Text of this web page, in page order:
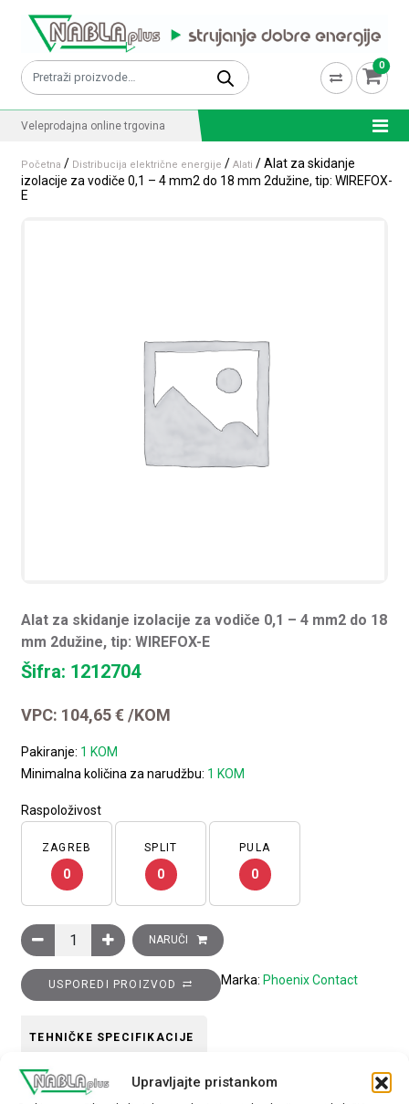
Upravljajte pristankom
Pretraži: 0
Veleprodajna online trgovina
Početna / Distribucija električne energije /Alati / Alat za skidanje
izolacije za vodiče 0,1 – 4 mm2 do 18 mm 2dužine, tip: WIREFOX-
E
Alat za skidanje izolacije za vodiče 0,1 – 4 mm2 do 18
mm 2dužine, tip: WIREFOX-E
Šifra: 1212704
VPC: 104,65€ /KOM
Pakiranje: 1 KOM
Minimalna količina za narudžbu: 1 KOM
Raspoloživost
ZAGREB
0
SPLIT
0
PULA
0
Alat za skidanje izolacije za vodiče 0,1 - 4 mm2 do 18 mm
NARUČI
USPOREDI PROIZVOD Marka: Phoenix Contact
TEHNIČKE SPECIFIKACIJE
materijal